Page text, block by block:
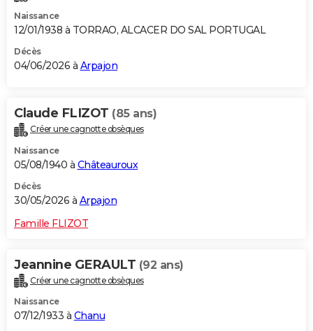
Naissance
12/01/1938 à TORRAO, ALCACER DO SAL PORTUGAL
Décès
04/06/2026 à Arpajon
Claude FLIZOT (85 ans)
Créer une cagnotte obsèques
Naissance
05/08/1940 à Châteauroux
Décès
30/05/2026 à Arpajon
Famille FLIZOT
Jeannine GERAULT (92 ans)
Créer une cagnotte obsèques
Naissance
07/12/1933 à Chanu